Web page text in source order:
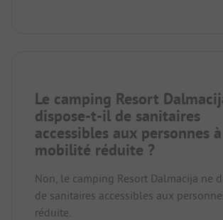
Le camping Resort
dispose-t-il de sanitaires
accessibles aux personnes à
mobilité réduite ?
Non, le camping Resort Dalmacija ne
de sanitaires accessibles aux
réduite.